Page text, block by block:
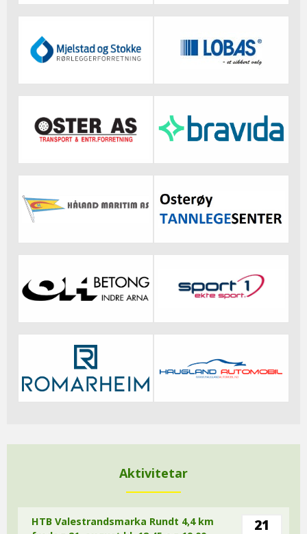
Aktivitetar
HTB Valestrandsmarka Rundt 4,4 km
21